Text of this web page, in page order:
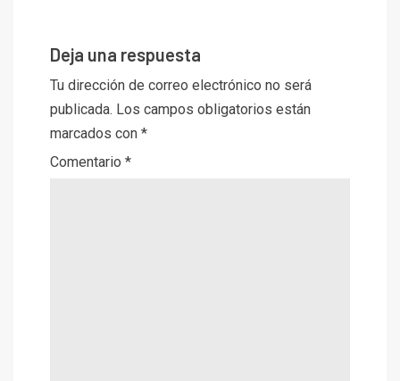
Deja una respuesta
Tu dirección de correo electrónico no será
publicada. Los campos obligatorios están
marcados con *
Comentario *